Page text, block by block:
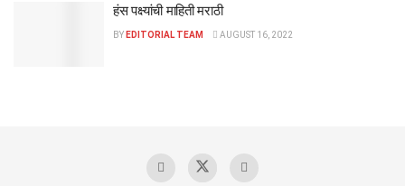
हंस पक्ष्यांची माहिती मराठी
BY EDITORIAL TEAM AUGUST 16, 2022